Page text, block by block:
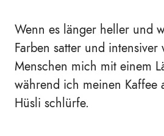
Wenn es länger heller und
Farben satter und
Menschen mich mit einem
während ich meinen Kaffee
Hüsli schlürfe.